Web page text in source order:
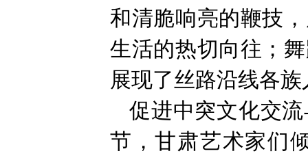
和清脆响亮的鞭技
生活的热切向往；
展现了丝路沿线各
促进中突文化交
节，甘肃艺术家们